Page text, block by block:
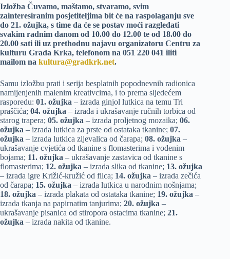
Izložba Čuvamo, maštamo, stvaramo, svim
zainteresiranim posjetiteljima bit će na raspolaganju sve
do 21. ožujka, s time da će se postav moći razgledati
svakim radnim danom od 10.00 do 12.00 te od 18.00 do
20.00 sati ili uz prethodnu najavu organizatoru Centru za
kulturu Grada Krka, telefonom na 051 220 041 iliti
mailom na kultura@gradkrk.net.
Samu izložbu prati i serija besplatnih popodnevnih radionica
namijenjenih malenim kreativcima, i to prema sljedećem
rasporedu: 01. ožujka – izrada ginjol lutkica na temu Tri
praščića; 04. ožujka – izrada i ukrašavanje ručnih torbica od
starog trapera; 05. ožujka – izrada proljetnog mozaika; 06.
ožujka – izrada lutkica za prste od ostataka tkanine; 07.
ožujka – izrada lutkica zijevalica od čarapa; 08. ožujka –
ukrašavanje cvjetića od tkanine s flomasterima i vodenim
bojama; 11. ožujka – ukrašavanje zastavica od tkanine s
flomasterima; 12. ožujka – izrada slika od tkanine; 13. ožujka
– izrada igre Križić-kružić od filca; 14. ožujka – izrada zečića
od čarapa; 15. ožujka – izrada lutkica u narodnim nošnjama;
18. ožujka – izrada plakata od ostataka tkanine; 19. ožujka –
izrada tkanja na papirnatim tanjurima; 20. ožujka –
ukrašavanje pisanica od stiropora ostacima tkanine; 21.
ožujka – izrada nakita od tkanine.